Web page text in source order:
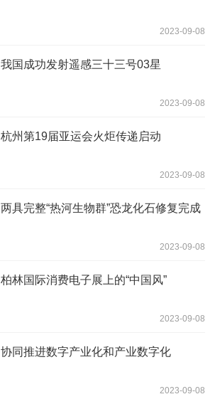
2023-09-08
我国成功发射遥感三十三号03星
2023-09-08
杭州第19届亚运会火炬传递启动
2023-09-08
两具完整“热河生物群”恐龙化石修复完成
2023-09-08
柏林国际消费电子展上的“中国风”
2023-09-08
协同推进数字产业化和产业数字化
2023-09-08